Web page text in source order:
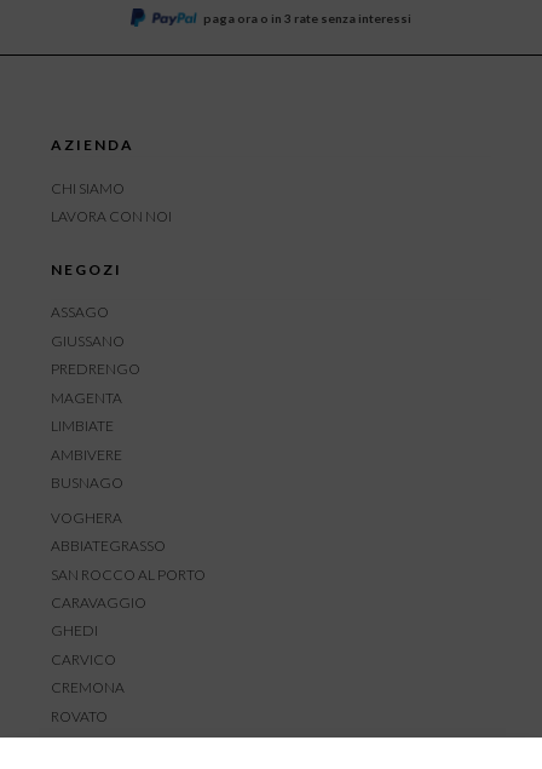
paga ora o in 3 rate senza interessi
AZIENDA
CHI SIAMO
LAVORA CON NOI
NEGOZI
ASSAGO
GIUSSANO
PREDRENGO
MAGENTA
LIMBIATE
AMBIVERE
BUSNAGO
VOGHERA
ABBIATEGRASSO
SAN ROCCO AL PORTO
CARAVAGGIO
GHEDI
CARVICO
CREMONA
ROVATO